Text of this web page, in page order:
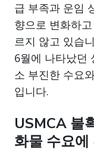
급 부족과 운임
향으로 변화하
르지 않고 있습
6월에 나타났던
소 부진한 수요
입니다.
USMCA 불
화물 수요